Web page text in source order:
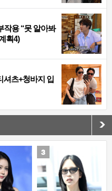
작용 “못 알아봐
획4)
셔츠+청바지 입